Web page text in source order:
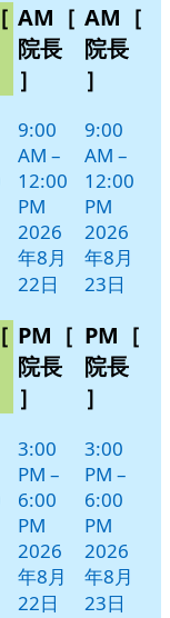
イ
ベ
ン
ト)
月
22
日
イ
ベ
ン
ト)
AM［
院長
］
9:00
AM –
12:00
PM
2026
年8月
22日
PM［
院長
］
3:00
PM –
6:00
PM
2026
年8月
22日
月
23
日
イ
AM［
院長
］
9:00
AM –
12:00
PM
2026
年8月
23日
PM［
院長
］
3:00
PM –
6:00
PM
2026
年8月
23日